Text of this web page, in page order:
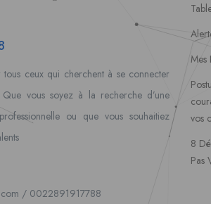
tous ceux qui cherchent à se connecter
Que vous soyez à la recherche d’une
ou que vous souhaitiez
/ 0022891917788
Mes
vos
8
Pas